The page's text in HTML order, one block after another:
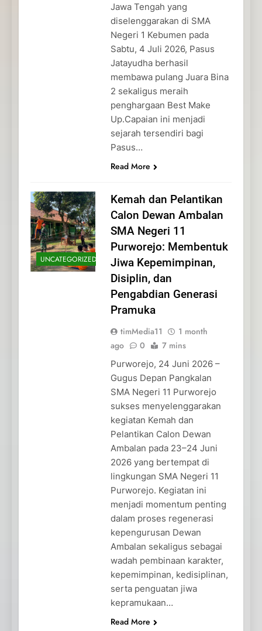
Jawa Tengah yang
diselenggarakan di SMA
Negeri 1 Kebumen pada
Sabtu, 4 Juli 2026, Pasus
Jatayudha berhasil
membawa pulang Juara Bina
2 sekaligus meraih
penghargaan Best Make
Up.Capaian ini menjadi
sejarah tersendiri bagi
Pasus…
Read More
UNCATEGORIZED
Kemah dan Pelantikan
Calon Dewan Ambalan
SMA Negeri 11
Purworejo: Membentuk
Jiwa Kepemimpinan,
Disiplin, dan
Pengabdian Generasi
Pramuka
timMedia11
1 month
ago
0 7 mins
Purworejo, 24 Juni 2026 –
Gugus Depan Pangkalan
SMA Negeri 11 Purworejo
sukses menyelenggarakan
kegiatan Kemah dan
Pelantikan Calon Dewan
Ambalan pada 23–24 Juni
2026 yang bertempat di
lingkungan SMA Negeri 11
Purworejo. Kegiatan ini
menjadi momentum penting
dalam proses regenerasi
kepengurusan Dewan
Ambalan sekaligus sebagai
wadah pembinaan karakter,
kepemimpinan, kedisiplinan,
serta penguatan jiwa
kepramukaan…
Read More